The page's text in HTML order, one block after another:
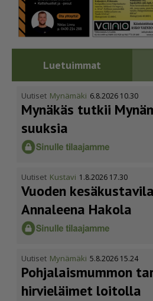
Luetuimmat
Uutiset Mynämäki 6.8.2026 10.30
Mynäkäs tutkii
suuksia
Uutiset Kustavi 1.8.2026 17.30
Vuoden
Annaleena Hakola
Uutiset Mynämäki 5.8.2026 15.24
Pohja­lais­mummon
hirvieläimet loitolla